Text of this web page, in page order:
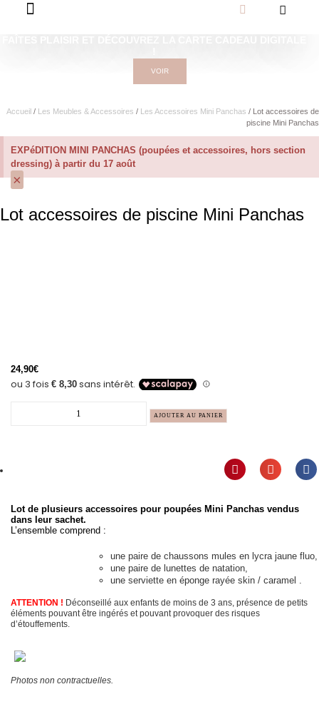
VOIR
Accueil / Les Meubles & Accessoires / Les Accessoires Mini Panchas / Lot accessoires de
piscine Mini Panchas
EXPéDITION MINI PANCHAS (poupées et accessoires, hors section
dressing) à partir du 17 août
×
Lot accessoires de piscine Mini Panchas
24,90€
AJOUTER AU PANIER
Lot de plusieurs accessoires pour poupées Mini Panchas vendus
dans leur sachet.
L’ensemble comprend :
une paire de chaussons mules en lycra jaune fluo,
une paire de lunettes de natation,
une serviette en éponge rayée skin / caramel .
ATTENTION ! Déconseillé aux enfants de moins de 3 ans, présence de petits
éléments pouvant être ingérés et pouvant provoquer des risques
d’étouffements.
Photos non contractuelles.